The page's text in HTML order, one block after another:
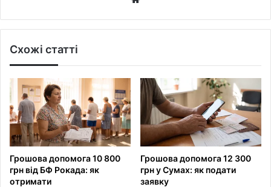
Схожі статті
Грошова допомога 10 800
грн від БФ Рокада: як
отримати
Грошова допомога 12 300
грн у Сумах: як подати
заявку